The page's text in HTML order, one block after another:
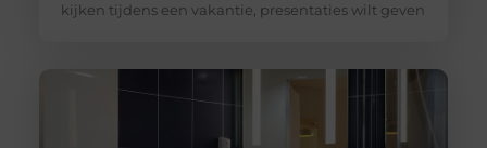
kijken tijdens een vakantie, presentaties wilt geven